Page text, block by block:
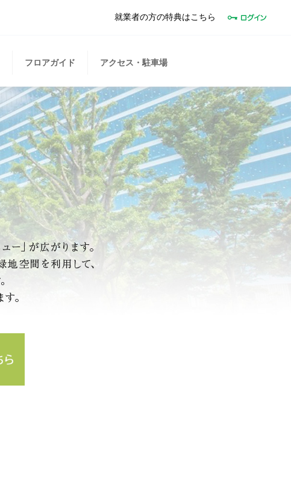
就業者の方の特典はこちら
フロアガイド アクセス・駐車場